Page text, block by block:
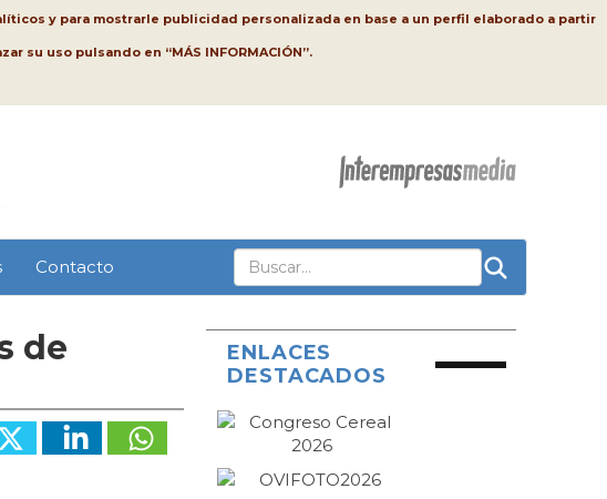
y para mostrarle publicidad personalizada en base a un perfil elaborado a partir
su uso pulsando en “MÁS INFORMACIÓN”.
Contacto
de
ENLACES
DESTACADOS